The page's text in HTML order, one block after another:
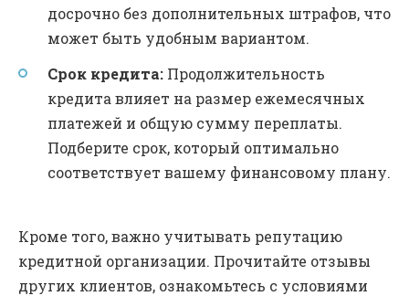
досрочно без дополнительных штрафов, что
может быть удобным вариантом.
Срок кредита: Продолжительность
кредита влияет на размер ежемесячных
платежей и общую сумму переплаты.
Подберите срок, который оптимально
соответствует вашему финансовому плану.
Кроме того, важно учитывать репутацию
кредитной организации. Прочитайте отзывы
других клиентов, ознакомьтесь с условиями